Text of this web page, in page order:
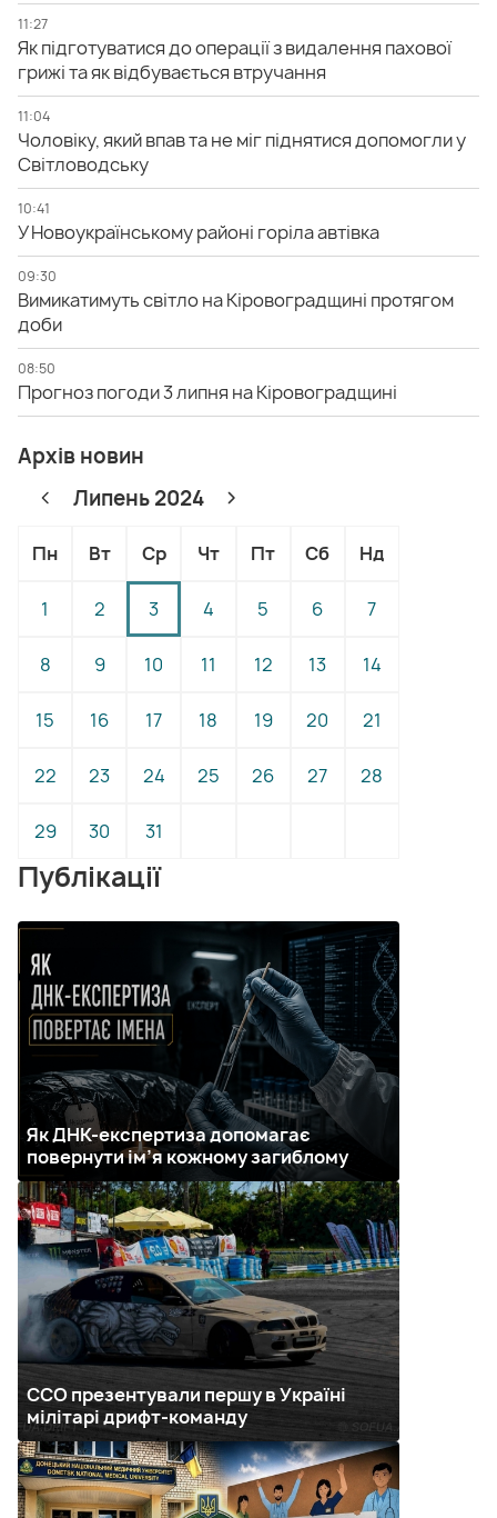
11:27
Як підготуватися до операції з видалення пахової
грижі та як відбувається втручання
11:04
Чоловіку, який впав та не міг піднятися допомогли у
Світловодську
10:41
У Новоукраїнському районі горіла автівка
09:30
Вимикатимуть світло на Кіровоградщині протягом
доби
08:50
Прогноз погоди 3 липня на Кіровоградщині
Архів новин
Липень 2024
Пн Вт Ср Чт Пт Сб Нд
1 2 3 4 5 6 7
8 9 10 11 12 13 14
15 16 17 18 19 20 21
22 23 24 25 26 27 28
29 30 31
Публікації
Як ДНК-експертиза допомагає
повернути ім’я кожному загиблому
ССО презентували першу в Україні
мілітарі дрифт-команду